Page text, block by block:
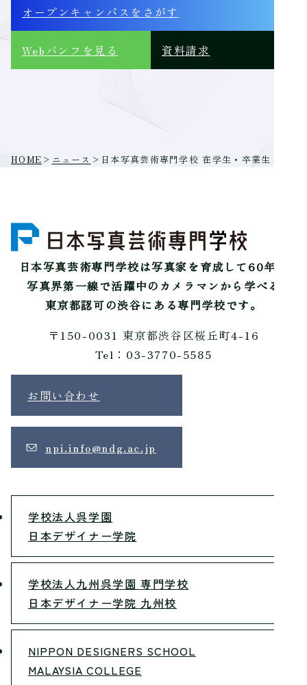
オープンキャンパス をさがす
Webパンフ を見る 資料請求
HOME > ニュース > 日本写真芸術専門学校 在学生・卒業生・講師
日本写真芸術専門学校は写真家を育成して60年。
写真界第一線で活躍中のカメラマンから学べる
東京都認可の渋谷にある専門学校です。
〒150-0031 東京都渋谷区桜丘町4-16
Tel：03-3770-5585
お問い合わせ
npi.info@ndg.ac.jp
学校法人呉学園
日本デザイナー学院
学校法人九州呉学園 専門学校
日本デザイナー学院 九州校
NIPPON DESIGNERS SCHOOL
MALAYSIA COLLEGE